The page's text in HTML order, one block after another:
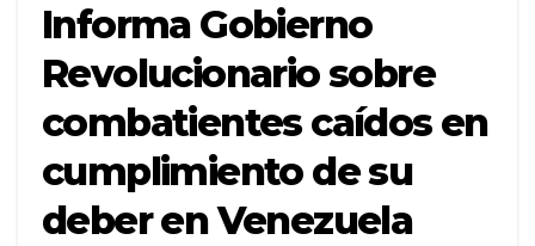
Informa Gobierno
Revolucionario sobre
combatientes caídos en
cumplimiento de su
deber en Venezuela